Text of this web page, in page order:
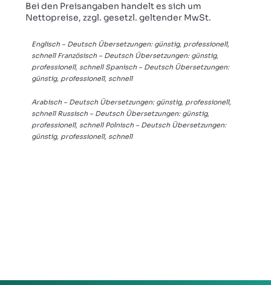
Bei den Preisangaben handelt es sich um
Nettopreise, zzgl. gesetzl. geltender MwSt.
Englisch – Deutsch Übersetzungen: günstig, professionell,
schnell Französisch – Deutsch Übersetzungen: günstig,
professionell, schnell Spanisch – Deutsch Übersetzungen:
günstig, professionell, schnell
Arabisch – Deutsch Übersetzungen: günstig, professionell,
schnell Russisch – Deutsch Übersetzungen: günstig,
professionell, schnell Polnisch – Deutsch Übersetzungen:
günstig, professionell, schnell